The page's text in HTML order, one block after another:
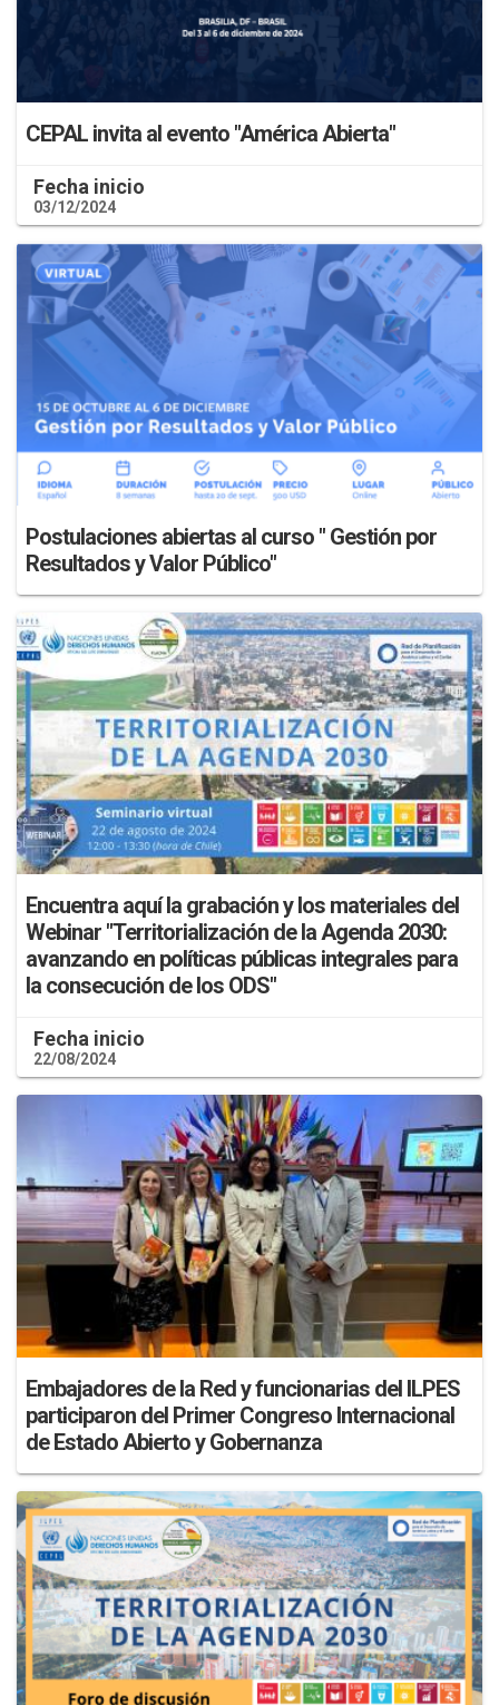
CEPAL invita al evento "América Abierta"
Fecha inicio
03/12/2024
Postulaciones abiertas al curso " Gestión por
Resultados y Valor Público"
Encuentra aquí la grabación y los materiales del
Webinar "Territorialización de la Agenda 2030:
avanzando en políticas públicas integrales para
la consecución de los ODS"
Fecha inicio
22/08/2024
Embajadores de la Red y funcionarias del ILPES
participaron del Primer Congreso Internacional
de Estado Abierto y Gobernanza